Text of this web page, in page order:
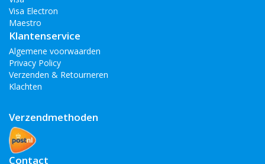
Visa Electron
Maestro
Klantenservice
Algemene voorwaarden
Privacy Policy
Verzenden & Retourneren
Klachten
Verzendmethoden
Contact